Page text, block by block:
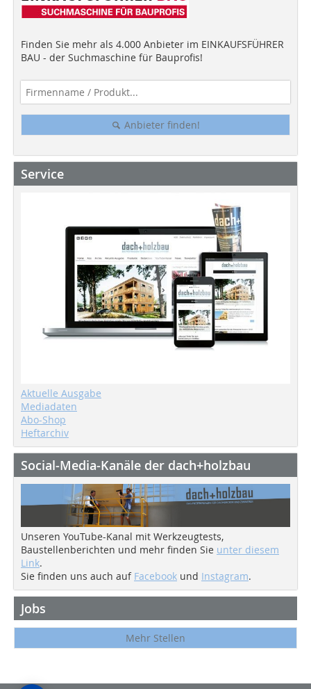
Finden Sie mehr als 4.000 Anbieter im EINKAUFSFÜHRER
BAU - der Suchmaschine für Bauprofis!
Anbieter finden!
Service
Aktuelle Ausgabe
Mediadaten
Abo-Shop
Heftarchiv
Social-Media-Kanäle der dach+holzbau
Unseren YouTube-Kanal mit Werkzeugtests,
Baustellenberichten und mehr finden Sie unter diesem
Link.
Sie finden uns auch auf Facebook und Instagram.
Jobs
Mehr Stellen